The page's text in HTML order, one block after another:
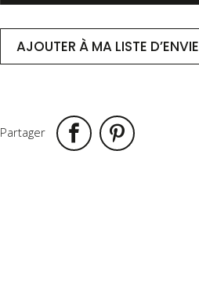
AJOUTER À MA LISTE D’ENVIE
Partager